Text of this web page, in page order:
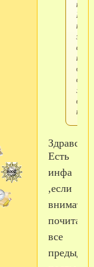
Кто-
для
в
Здравствуйте!
Есть
инфа
,если
почитать
все